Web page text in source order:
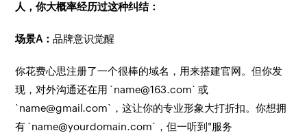
人，你大概率经历过这种纠结：
场景A：品牌意识觉醒
你花费心思注册了一个很棒的域名，用来搭建官网。但你发
现，对外沟通还在用 `name@163.com` 或
`name@gmail.com`，这让你的专业形象大打折扣。你想拥
有 `name@yourdomain.com`，但一听到"服务